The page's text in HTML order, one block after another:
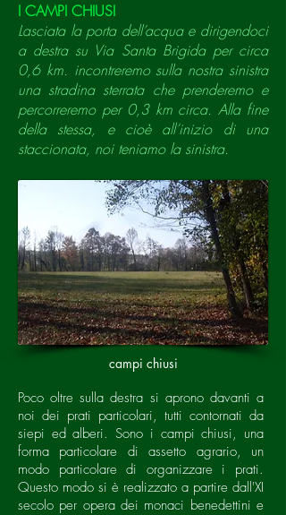
I CAMPI CHIUSI
Lasciata la porta dell’acqua e dirigendoci
a destra su Via Santa Brigida per circa
0,6 km. incontreremo sulla nostra sinistra
una stradina sterrata che prenderemo e
percorreremo per 0,3 km circa. Alla fine
della stessa, e cioè all’inizio di una
staccionata, noi teniamo la sinistra.
campi chiusi
Poco oltre sulla destra si aprono davanti a
noi dei prati particolari, tutti contornati da
siepi ed alberi. Sono i campi chiusi, una
forma particolare di assetto agrario, un
modo particolare di organizzare i prati.
Questo modo si è realizzato a partire dall'XI
secolo per opera dei monaci benedettini e